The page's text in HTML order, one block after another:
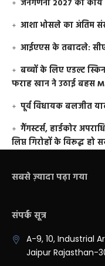
जनगणना 2027 का
आशा भोसले का अंतिम
आईएएस के तबादले:
बच्चों के लिए एडल्ट
फराह खान ने उठाई बहस
पूर्व विधायक बलजीत
गैंगस्टर्स, हार्डकोर
लिप्त गिरोहों के विरूद्ध हो
सबसे ज़्यादा पढ़ा गया
संपर्क सूत्र
A-9, 10, Industrial
Jaipur Rajasthan-